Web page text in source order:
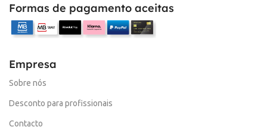
Formas de pagamento aceitas
Empresa
Sobre nós
Desconto para profissionais
Contacto